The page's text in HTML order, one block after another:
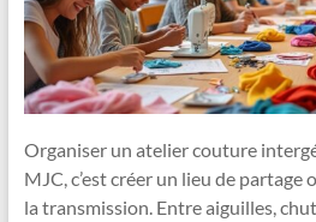
Organiser un atelier couture
MJC, c’est créer un lieu de
la transmission. Entre aiguilles,